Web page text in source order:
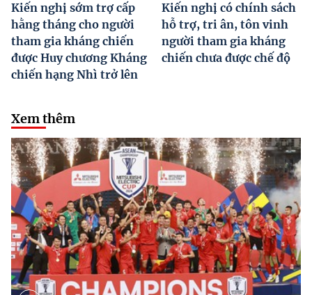
Kiến nghị sớm trợ cấp
hằng tháng cho người
tham gia kháng chiến
được Huy chương Kháng
chiến hạng Nhì trở lên
Kiến nghị có chính sách
hỗ trợ, tri ân, tôn vinh
người tham gia kháng
chiến chưa được chế độ
Xem thêm